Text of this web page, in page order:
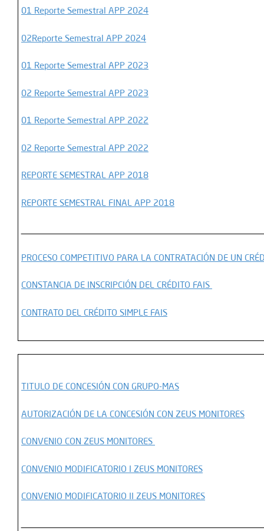
01 Reporte Semestral APP 2024
02 Reporte Semestral APP 2024
01 Reporte Semestral APP 2023
02 Reporte Semestral APP 2023
01 Reporte Semestral APP 2022
02 Reporte Semestral APP 2022
REPORTE SEMESTRAL APP 2018
REPORTE SEMESTRAL FINAL APP 2018
PROCESO COMPETITIVO PARA LA CONTRATACIÓN DE UN
CONSTANCIA DE INSCRIPCIÓN DEL CRÉDITO FAIS
CONTRATO DEL CRÉDITO SIMPLE FAIS
TITULO DE CONCESIÓN CON GRUPO-MAS
AUTORIZACIÓN DE LA CONCESIÓN CON ZEUS MONITORES
CONVENIO CON ZEUS MONITORES
CONVENIO MODIFICATORIO I ZEUS MONITORES
CONVENIO MODIFICATORIO II ZEUS MONITORES